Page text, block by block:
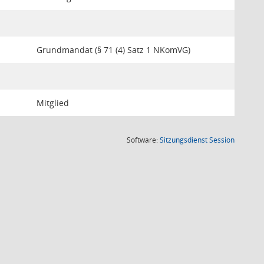
Grundmandat (§ 71 (4) Satz 1 NKomVG)
Mitglied
Software:SitzungsdienstSession(Wird in